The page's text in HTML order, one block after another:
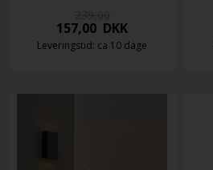
157,00 DKK
Leveringstid: ca 10 dage